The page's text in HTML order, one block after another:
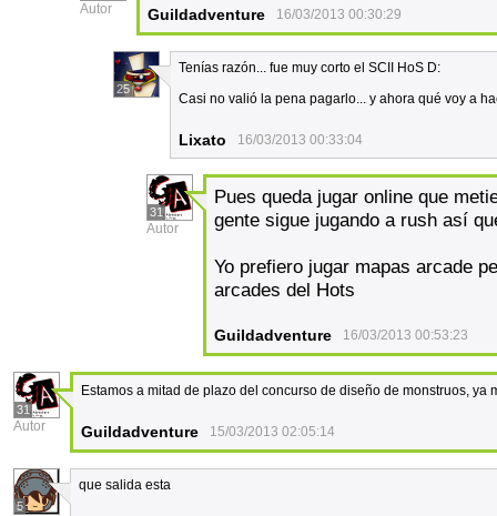
Autor Guildadventure 16/03/2013 00:30:29
25
Tenías razón... fue muy corto el SCII HoS D:
Casi no valió la pena pagarlo... y ahora qué voy a
Lixato 16/03/2013 00:33:04
31
Autor
Pues queda jugar online que
gente sigue jugando a rush así
Yo prefiero jugar mapas arcade
arcades del Hots
Guildadventure 16/03/2013 00:53:23
31
Autor
Estamos a mitad de plazo del concurso de diseño de monstruos,
Guildadventure 15/03/2013 02:05:14
5
que salida esta